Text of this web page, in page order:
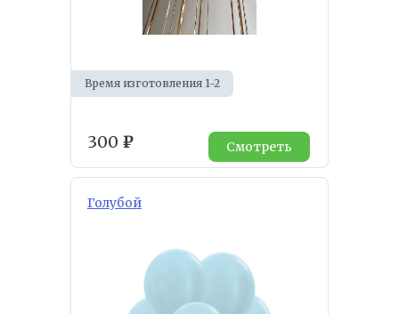
Время изготовления 1-2
300 ₽ Смотреть
Голубой